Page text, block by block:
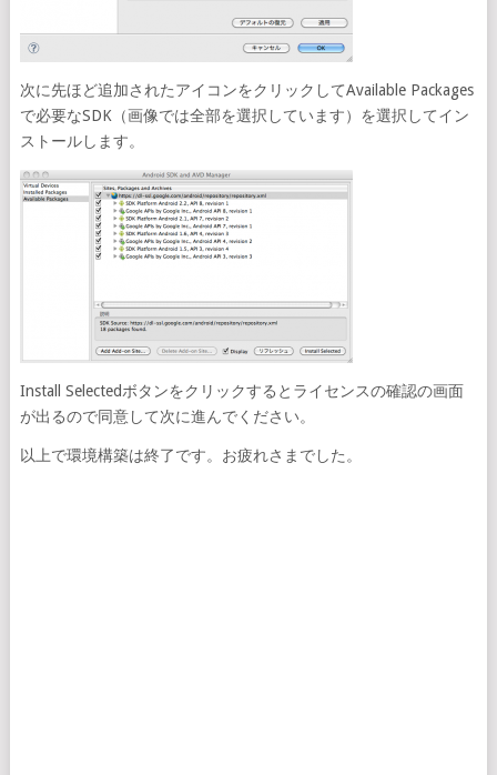
次に先ほど追加されたアイコンをクリックしてAvailable Packages
で必要なSDK（画像では全部を選択しています）を選択してイン
ストールします。
Install Selectedボタンをクリックするとライセンスの確認の画面
が出るので同意して次に進んでください。
以上で環境構築は終了です。お疲れさまでした。